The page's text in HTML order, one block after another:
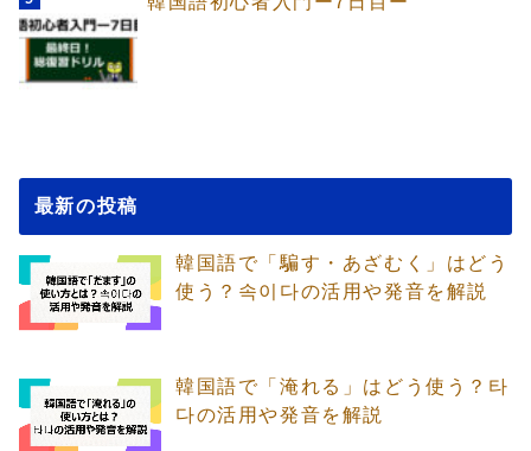
最新の投稿
韓国語で「騙す・あざむく」はどう
使う？속이다の活用や発音を解説
韓国語で「淹れる」はどう使う？타
다の活用や発音を解説